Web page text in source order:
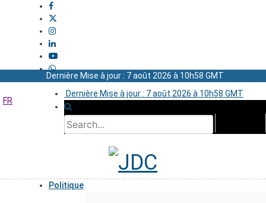
Dernière Mise à jour : 7 août 2026 à 10h58 GMT
Dernière Mise à jour : 7 août 2026 à 10h58 GMT
FR
Politique